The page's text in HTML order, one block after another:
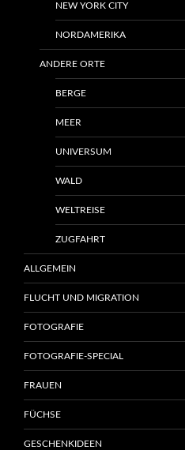
NEW YORK CITY
NORDAMERIKA
ANDERE ORTE
BERGE
MEER
UNIVERSUM
WALD
WELTREISE
ZUGFAHRT
ALLGEMEIN
FLUCHT UND MIGRATION
FOTOGRAFIE
FOTOGRAFIE-SPECIAL
FRAUEN
FÜCHSE
GESCHENKIDEEN